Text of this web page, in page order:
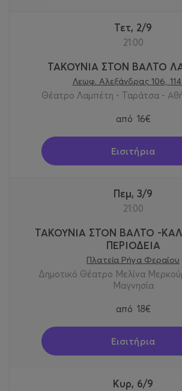
Τετ, 2/9
21:00
ΤΑΚΟΥΝΙΑ ΣΤΟΝ ΒΑΛΤΟ
Λεωφ. Αλεξάνδρας 106,
Θέατρο Λαμπέτη - Ταράτσα -
από 16€
Εισιτήρια
Πεμ, 3/9
21:00
ΤΑΚΟΥΝΙΑ ΣΤΟΝ ΒΑΛΤΟ -
ΠΕΡΙΟΔΕΙΑ
Πλατεία Ρήγα Φεραίου
Δημοτικό Θέατρο Μελίνα
Μαγνησία
από 18€
Εισιτήρια
Κυρ, 6/9